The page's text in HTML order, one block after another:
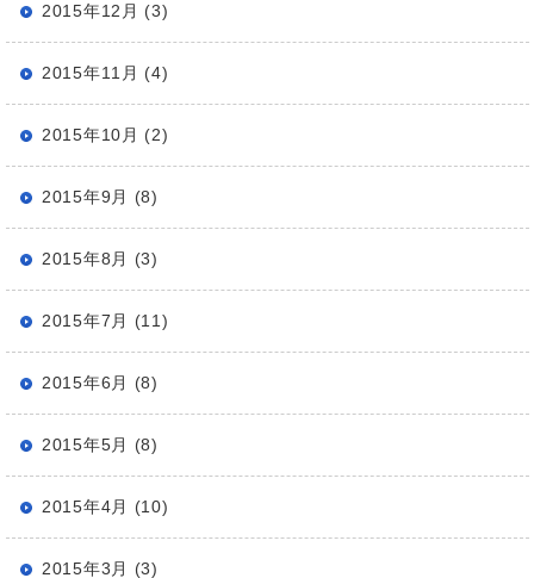
2015年12月 (3)
2015年11月 (4)
2015年10月 (2)
2015年9月 (8)
2015年8月 (3)
2015年7月 (11)
2015年6月 (8)
2015年5月 (8)
2015年4月 (10)
2015年3月 (3)